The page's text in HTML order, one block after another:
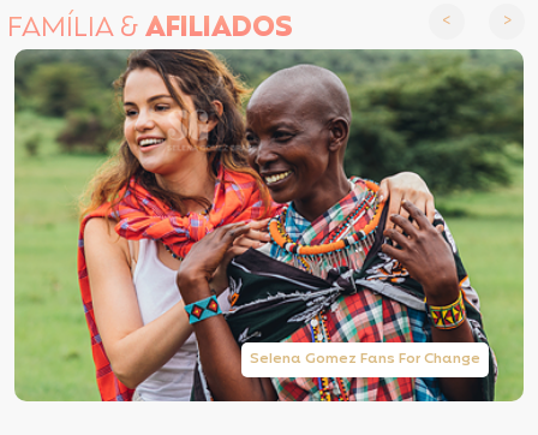
FAMÍLIA &AFILIADOS
Selena Gomez Fans For Change